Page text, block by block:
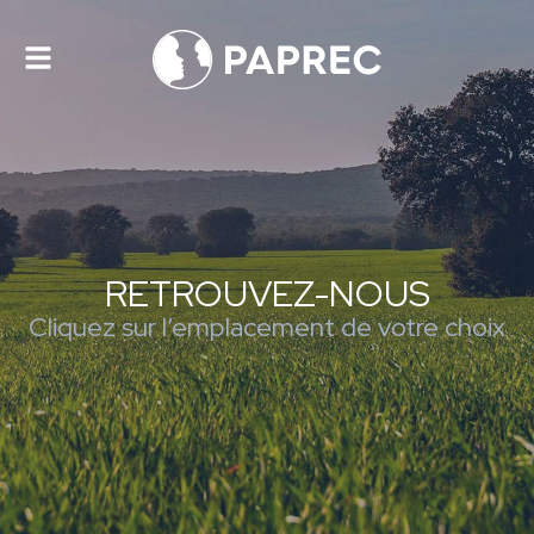
Toggle
navigation
RETROUVEZ-NOUS
Cliquez sur l’emplacement de votre choix